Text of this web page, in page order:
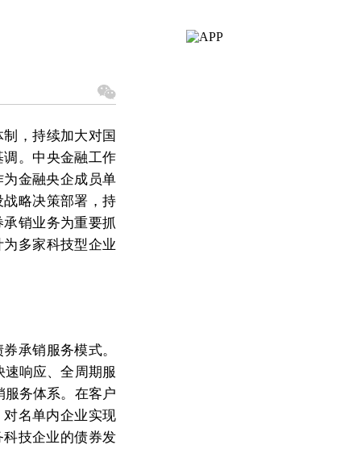
，持续加大对国
。中央金融工作
金融央企成员单
略决策部署，持
销业务为重要抓
多家科技型企业
承销服务模式。
响应、全周期服
服务体系。在客户
名单内企业实现
技企业的债券发